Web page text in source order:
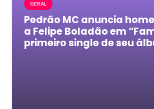
GERAL
Pedrão MC anuncia
a Felipe Boladão em
primeiro single de seu